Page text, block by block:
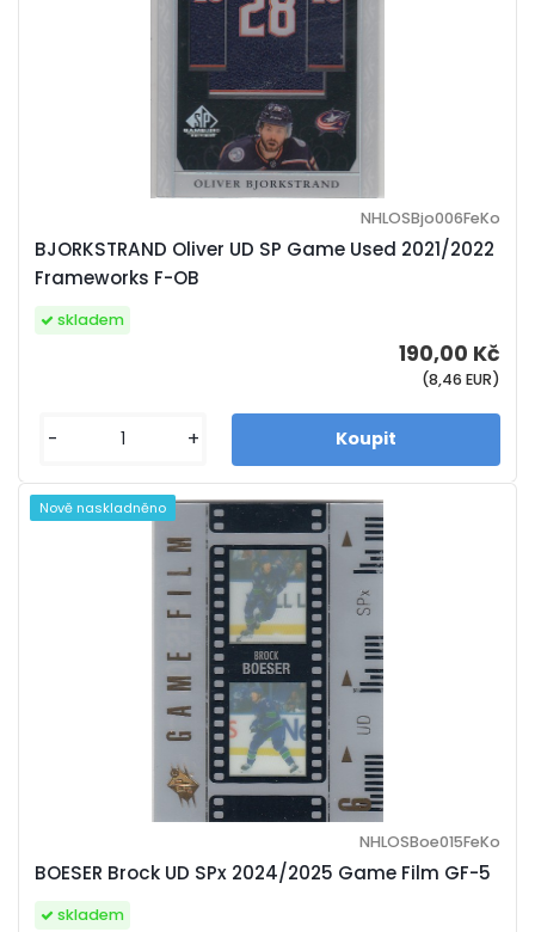
BJORKSTRAND Oliver UD SP Game Used 2021/2022
Frameworks F-OB
NHLOSBjo006FeKo
190,00 Kč
(8,46 EUR)
skladem
- +
BOESER Brock UD SPx 2024/2025 Game Film GF-5
NHLOSBoe015FeKo
skladem
Nově naskladněno